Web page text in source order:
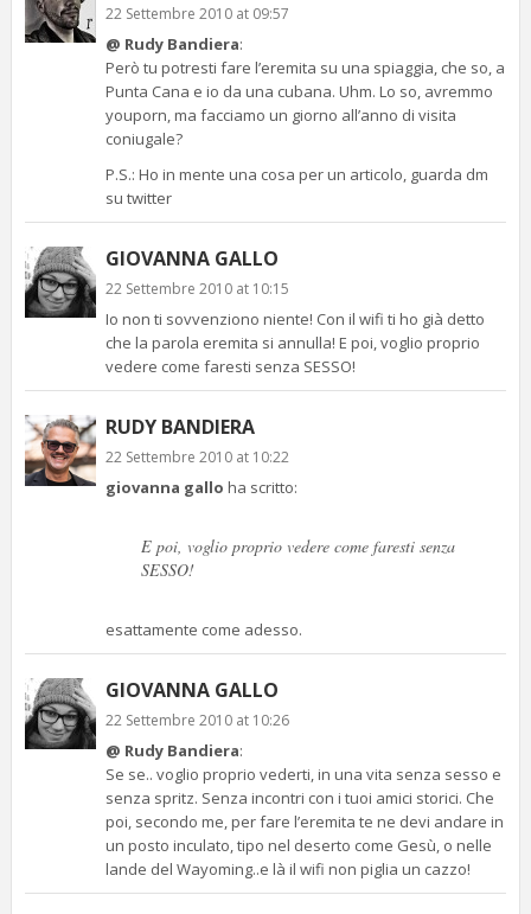
22 Settembre 2010 at 09:57
@ Rudy Bandiera:
Però tu potresti fare l’eremita su una spiaggia, che so, a
Punta Cana e io da una cubana. Uhm. Lo so, avremmo
youporn, ma facciamo un giorno all’anno di visita
coniugale?
P.S.: Ho in mente una cosa per un articolo, guarda dm
su twitter
GIOVANNA GALLO
22 Settembre 2010 at 10:15
Io non ti sovvenziono niente! Con il wifi ti ho già detto
che la parola eremita si annulla! E poi, voglio proprio
vedere come faresti senza SESSO!
RUDY BANDIERA
22 Settembre 2010 at 10:22
giovanna gallo ha scritto:
E poi, voglio proprio vedere come faresti senza
SESSO!
esattamente come adesso.
GIOVANNA GALLO
22 Settembre 2010 at 10:26
@ Rudy Bandiera:
Se se.. voglio proprio vederti, in una vita senza sesso e
senza spritz. Senza incontri con i tuoi amici storici. Che
poi, secondo me, per fare l’eremita te ne devi andare in
un posto inculato, tipo nel deserto come Gesù, o nelle
lande del Wayoming..e là il wifi non piglia un cazzo!